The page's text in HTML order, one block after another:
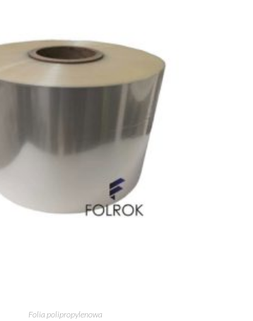
Folia polipropylenowa